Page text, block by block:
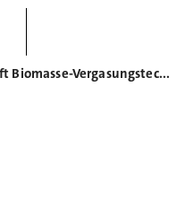
Linde kauft Biomasse-Vergasungstechnologie von Choren